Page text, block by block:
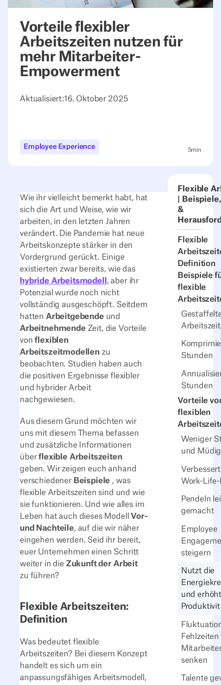
Vorteile flexibler
Arbeitszeiten nutzen für
mehr Mitarbeiter-
Empowerment
Aktualisiert:16. Oktober 2025
Employee Experience 5min
Flexible
|
&
Flexible
Definition
Beispiele
flexible
Stunden
Stunden
Vorteile
flexiblen
Weniger
und
Work-
Pendeln
gemacht
Employee
steigern
Nutzt die
und
Fehlzeiten
senken
Talente
Wie ihr vielleicht bemerkt habt, hat
sich die Art und Weise, wie wir
arbeiten, in den letzten Jahren
verändert. Die Pandemie hat neue
Arbeitskonzepte stärker in den
Vordergrund gerückt. Einige
existierten zwar bereits, wie das
hybride Arbeitsmodell , aber ihr
Potenzial wurde noch nicht
vollständig ausgeschöpft. Seitdem
hatten Arbeitgebende und
Arbeitnehmende Zeit, die Vorteile
vonflexiblen
Arbeitszeitmodellenzu
beobachten. Studien haben auch
die positiven Ergebnisse flexibler
und hybrider Arbeit
nachgewiesen.
Aus diesem Grund möchten wir
uns mit diesem Thema befassen
und zusätzliche Informationen
überflexible Arbeitszeiten
geben. Wir zeigen euch anhand
verschiedener Beispiele , was
flexible Arbeitszeiten sind und wie
sie funktionieren. Und wie alles im
Leben hat auch dieses Modell Vor-
und Nachteile, auf die wir näher
eingehen werden. Seid ihr bereit,
euer Unternehmen einen Schritt
weiter in die Zukunft der Arbeit
zu führen?
Flexible Arbeitszeiten:
Definition
Was bedeutet flexible
Arbeitszeiten? Bei diesem Konzept
handelt es sich um ein
anpassungsfähiges Arbeitsmodell,